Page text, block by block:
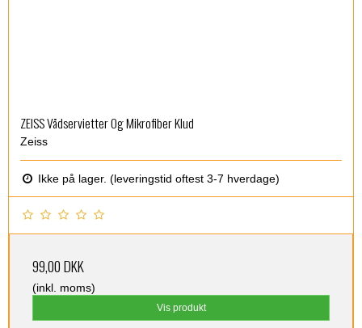
ZEISS Vådservietter Og Mikrofiber Klud
Zeiss
Ikke på lager. (leveringstid oftest 3-7 hverdage)
99,00 DKK
(inkl. moms)
Vis produkt